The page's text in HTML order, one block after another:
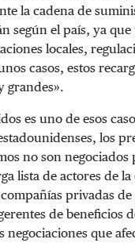
la cadena de
según el país, ya
locales,
casos, estos
grandes».
es uno de esos
los
no son negociados
lista de actores de la
privadas de
de beneficios
negociaciones que